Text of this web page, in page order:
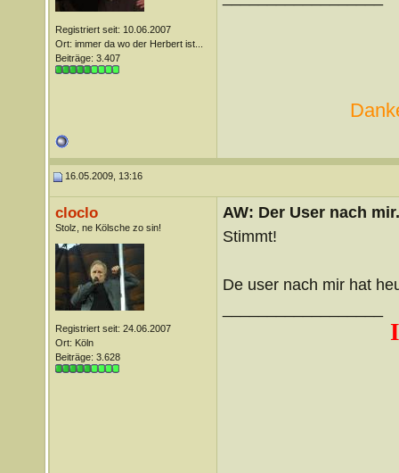
Registriert seit: 10.06.2007
Ort: immer da wo der Herbert ist...
Beiträge: 3.407
16.05.2009, 13:16
cloclo
Stolz, ne Kölsche zo sin!
Registriert seit: 24.06.2007
Ort: Köln
Beiträge: 3.628
AW: Der User nach
Stimmt!
De user nach mir hat